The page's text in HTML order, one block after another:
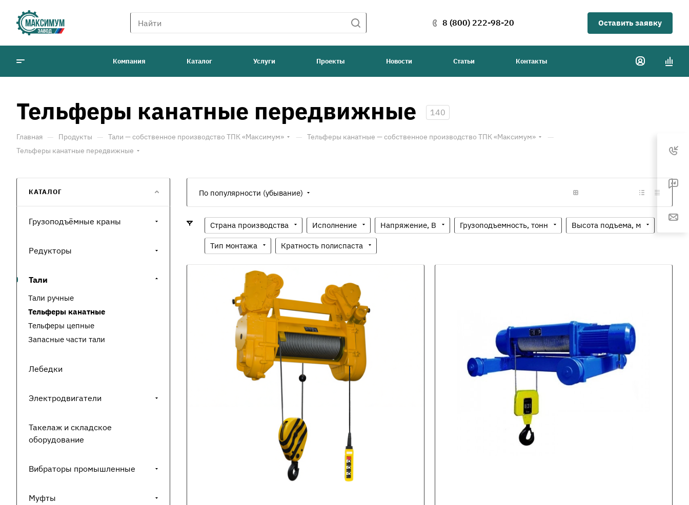
8 (800) 222-98-20 Оставить заявку
Компания Каталог Услуги Проекты Новости Статьи Контакты
Тельферы канатные передвижные 140
Главная — Продукты — Тали — собственное производство ТПК «Максимум» — Тельферы канатные — собственное производство ТПК «Максимум» —
Тельферы канатные передвижные
По популярности (убывание)
Страна производства Исполнение Напряжение, В Грузоподъемность, тонн Высота подъема, м
Тип монтажа Кратность полиспаста
КАТАЛОГ
Грузоподъёмные краны
Редукторы
Тали
Тали ручные
Тельферы канатные
Тельферы цепные
Запасные части тали
Лебедки
Электродвигатели
Такелаж и складское
оборудование
Вибраторы промышленные
Муфты